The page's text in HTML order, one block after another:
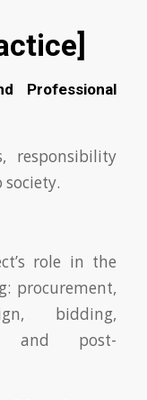
Professional
responsibility
role in the
procurement,
bidding,
and post-